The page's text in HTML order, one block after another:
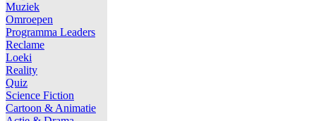
Muziek
Omroepen
Programma Leaders
Reclame
Loeki
Reality
Quiz
Science Fiction
Cartoon & Animatie